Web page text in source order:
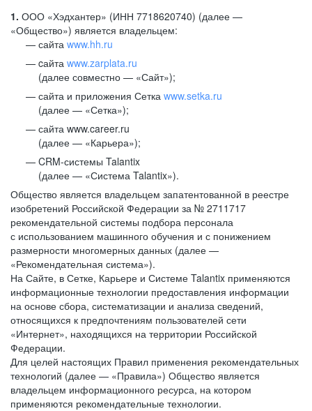
1. ООО «Хэдхантер» (ИНН 7718620740) (далее —
«Общество») является владельцем:
сайта www.hh.ru
cайта www.zarplata.ru
(далее совместно — «Сайт»);
сайта и приложения Сетка www.setka.ru
(далее — «Сетка»);
сайта www.career.ru
(далее — «Карьера»);
CRM-системы Talantix
(далее — «Система Talantix»).
Общество является владельцем запатентованной в реестре
изобретений Российской Федерации за № 2711717
рекомендательной системы подбора персонала
с использованием машинного обучения и с понижением
размерности многомерных данных (далее —
«Рекомендательная система»).
На Сайте, в Сетке, Карьере и Системе Talantix применяются
информационные технологии предоставления информации
на основе сбора, систематизации и анализа сведений,
относящихся к предпочтениям пользователей сети
«Интернет», находящихся на территории Российской
Федерации.
Для целей настоящих Правил применения рекомендательных
технологий (далее — «Правила») Общество является
владельцем информационного ресурса, на котором
применяются рекомендательные технологии.